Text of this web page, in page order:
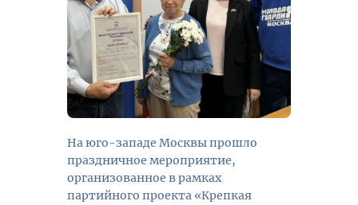
На юго-западе Москвы прошло
праздничное мероприятие,
организованное в рамках
партийного проекта «Крепкая